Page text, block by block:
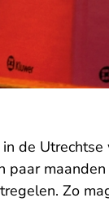
de
paar
Zo